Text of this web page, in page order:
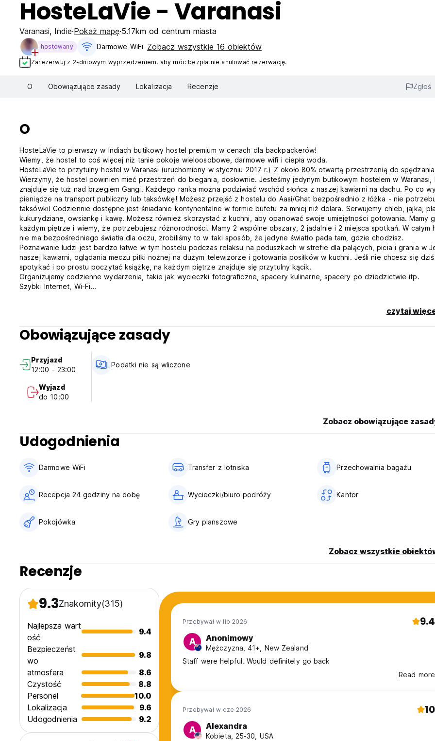
HosteLaVie - Varanasi
Varanasi, Indie Pokaż mapę 5.17km od centrum miasta
hostowany Darmowe WiFi Zobacz wszystkie 16 obiektów
Zarezerwuj z 2-dniowym wyprzedzeniem, aby móc bezpłatnie anulować rezerwację.
O Obowiązujące zasady Lokalizacja Recenzje Zgłoś
O
HosteLaVie to pierwszy w Indiach butikowy hostel premium w cenach dla backpackerów!
Wiemy, że hostel to coś więcej niż tanie pokoje wieloosobowe, darmowe wifi i ciepła woda.
HosteLaVie to przytulny hostel w Varanasi (uruchomiony w styczniu 2017 r.) Z około 80% otwartą przestrzenią do
Wierzymy, że hostel powinien mieć przestrzeń do biegania, dosłownie. Jesteśmy jedynym butikowym hostelem w Waranasi,
znajduje się tuż nad brzegiem Gangi. Każdego ranka można podziwiać wschód słońca z naszej kawiarni na dachu. Po co
pieniądze na transport publiczny lub taksówkę! Możesz przejść z hostelu do Aasi/Ghat bezpośrednio z łóżka - nie
taksówki! Codziennie dostępne jest śniadanie kontynentalne w formie bufetu za mniej niż dolara. Serwujemy chleb, jajka,
kukurydziane, owsiankę i kawę. Możesz również skorzystać z kuchni, aby opanować swoje umiejętności gotowania. Mamy
każdym piętrze i wiemy, że potrzebujesz różnorodności. Mamy 2 wspólne obszary, 2 jadalnie i 2 miejsca spotkań. W całym
nie ma bezpośredniego światła dla oczu, zrobiliśmy to w taki sposób, że jedyne światło pada tam, gdzie chodzisz.
Poznawanie ludzi jest bardzo łatwe w tym hostelu podczas relaksu na poduszkach w strefie dla palących, picia i grania w
naszej kawiarni, oglądania meczu piłki nożnej na dużym telewizorze i gotowania posiłków w kuchni. Jeśli nie chcesz się dziś
spotykać i po prostu poczytać książkę, na każdym piętrze znajduje się przytulny kącik.
Organizujemy codzienne wydarzenia, takie jak wycieczki fotograficzne, spacery kulinarne, spacery po dziedzictwie itp.
Szybki Internet, Wi-Fi
Spacer śladami dziedzictwa (Auto-translated from original language)
czytaj
Obowiązujące zasady
Przyjazd
12:00 - 23:00
Wyjazd
do 10:00
Podatki nie są wliczone
Zobacz obowiązujące
Udogodnienia
Darmowe WiFi Transfer z lotniska Przechowalnia bagażu
Recepcja 24 godziny na dobę Wycieczki/biuro podróży Kantor
Pokojówka Gry planszowe
Zobacz wszystkie
Recenzje
9.3Znakomity(315)
Najlepsza wart
ość
9.4
Bezpieczeńst
wo
9.8
atmosfera
8.6
Czystość
8.8
Personel
10.0
Lokalizacja
9.6
Udogodnienia
9.2
Przebywał w lip 2026 9.4
A Anonimowy
Mężczyzna, 41+, New Zealand
Staff were helpful. Would definitely go back
Read more
Przebywał w cze 2026 10
A Alexandra
Kobieta, 25-30, USA